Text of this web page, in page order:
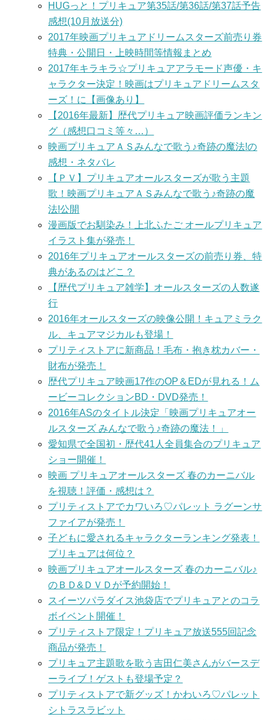
HUGっと！プリキュア第35話/第36話/第37話予告
感想(10月放送分)
2017年映画プリキュアドリームスターズ前売り券
特典・公開日・上映時間等情報まとめ
2017年キラキラ☆プリキュアアラモード声優・キ
ャラクター決定！映画はプリキュアドリームスタ
ーズ！に【画像あり】
【2016年最新】歴代プリキュア映画評価ランキン
グ（感想口コミ等々…）
映画プリキュアＡＳみんなで歌う♪奇跡の魔法!の
感想・ネタバレ
【ＰＶ】プリキュアオールスターズが歌う主題
歌！映画プリキュアＡＳみんなで歌う♪奇跡の魔
法!公開
漫画版でお馴染み！上北ふたご オールプリキュア
イラスト集が発売！
2016年プリキュアオールスターズの前売り券、特
典があるのはどこ？
【歴代プリキュア雑学】オールスターズの人数遂
行
2016年オールスターズの映像公開！キュアミラク
ル、キュアマジカルも登場！
プリティストアに新商品！毛布・抱き枕カバー・
財布が発売！
歴代プリキュア映画17作のOP＆EDが見れる！ム
ービーコレクションBD・DVD発売！
2016年ASのタイトル決定「映画プリキュアオー
ルスターズ みんなで歌う♪奇跡の魔法！」
愛知県で全国初・歴代41人全員集合のプリキュア
ショー開催！
映画 プリキュアオールスターズ 春のカーニバル
を視聴！評価・感想は？
プリティストアでカワいろ♡パレット ラグーンサ
ファイアが発売！
子どもに愛されるキャラクターランキング発表！
プリキュアは何位？
映画プリキュアオールスターズ 春のカーニバル♪
のＢＤ&ＤＶＤが予約開始！
スイーツパラダイス池袋店でプリキュアとのコラ
ボイベント開催！
プリティストア限定！プリキュア放送555回記念
商品が発売！
プリキュア主題歌を歌う吉田仁美さんがバースデ
ーライブ！ゲストも登場予定？
プリティストアで新グッズ！かわいろ♡パレット
シトラスラビット